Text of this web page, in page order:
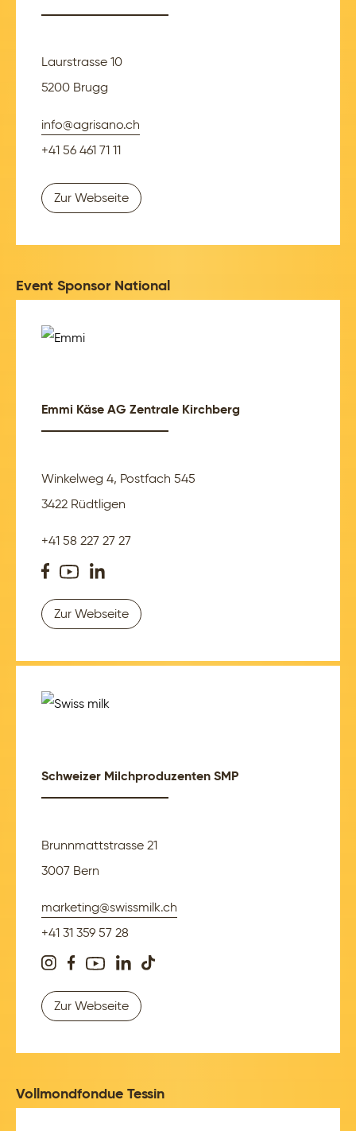
Laurstrasse 10
5200 Brugg
info@agrisano.ch
+41 56 461 71 11
Zur Webseite
Event Sponsor National
Emmi Käse AG Zentrale Kirchberg
Winkelweg 4, Postfach 545
3422 Rüdtligen
+41 58 227 27 27
Zur Webseite
Schweizer Milchproduzenten SMP
Brunnmattstrasse 21
3007 Bern
marketing@swissmilk.ch
+41 31 359 57 28
Zur Webseite
Vollmondfondue Tessin